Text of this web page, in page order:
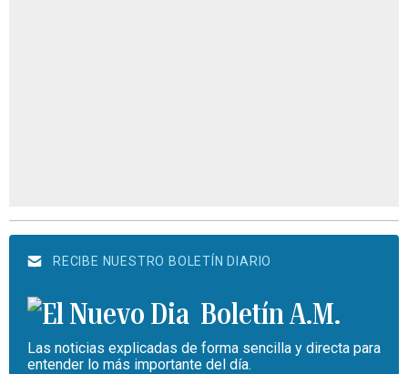
RECIBE NUESTRO BOLETÍN DIARIO
Boletín A.M.
Las noticias explicadas de forma sencilla y directa para
entender lo más importante del día.